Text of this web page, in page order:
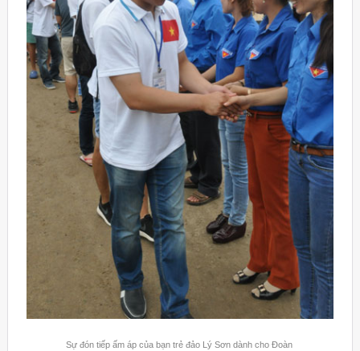
Sự đón tiếp ấm áp của bạn trẻ đảo Lý Sơn dành cho Đoàn